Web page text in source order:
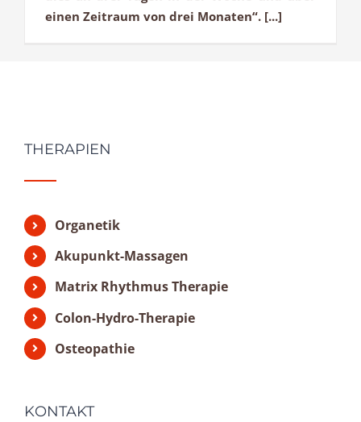
einen Zeitraum von drei Monaten“. [...]
THERAPIEN
Organetik
Akupunkt-Massagen
Matrix Rhythmus Therapie
Colon-Hydro-Therapie
Osteopathie
KONTAKT